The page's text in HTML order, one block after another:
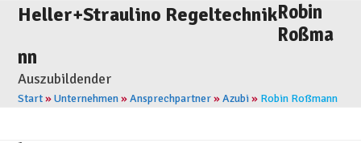
SkipHeller+Straulino Regeltechnik
Open
menu
Close
menu
Robin
Roßma
nn
Auszubildender
Start»Unternehmen»Ansprechpartner»Azubi» Robin Roßmann